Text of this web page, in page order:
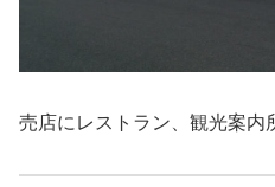
売店にレストラン、観光案内